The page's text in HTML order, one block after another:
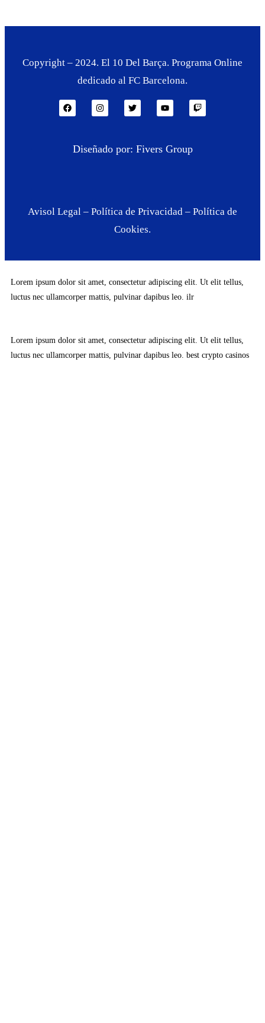
Copyright – 2024. El 10 Del Barça. Programa Online
dedicado al FC Barcelona.
Diseñado por: Fivers Group
Avisol Legal – Política de Privacidad – Política de
Cookies.
Lorem ipsum dolor sit amet, consectetur adipiscing elit. Ut elit tellus,
luctus nec ullamcorper mattis, pulvinar dapibus leo. ilr
Lorem ipsum dolor sit amet, consectetur adipiscing elit. Ut elit tellus,
luctus nec ullamcorper mattis, pulvinar dapibus leo. best crypto casinos